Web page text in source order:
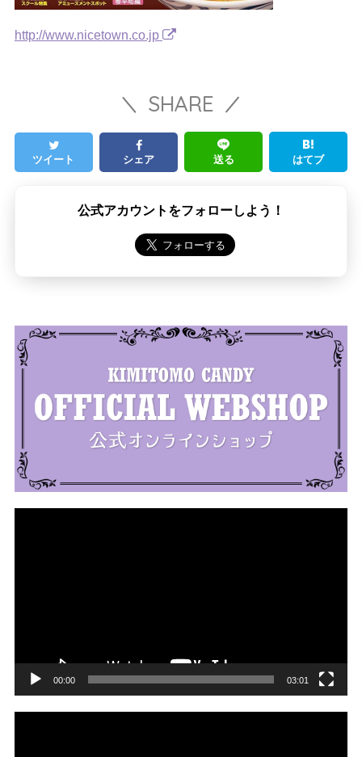
http://www.nicetown.co.jp
SHARE
ツイート シェア 送る はてブ
公式アカウントをフォローしよう！
00:00 03:01